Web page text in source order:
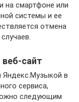
на смартфоне или
системы и ее
отмена
сайт
Яндекс.Музыкой в
сервиса,
следующим